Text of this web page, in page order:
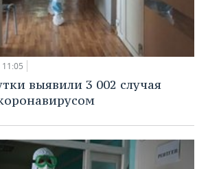
выявили 3 002 случая